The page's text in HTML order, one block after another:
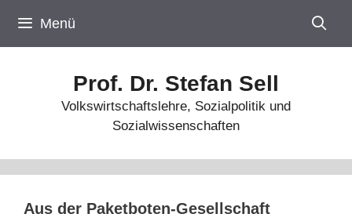
Inhalt
springen
Menü
Prof. Dr. Stefan Sell
Volkswirtschaftslehre, Sozialpolitik und
Sozialwissenschaften
Aus der Paketboten-Gesellschaft